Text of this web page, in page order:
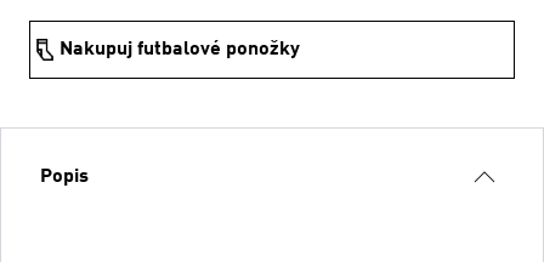
Nakupuj futbalové ponožky
Popis